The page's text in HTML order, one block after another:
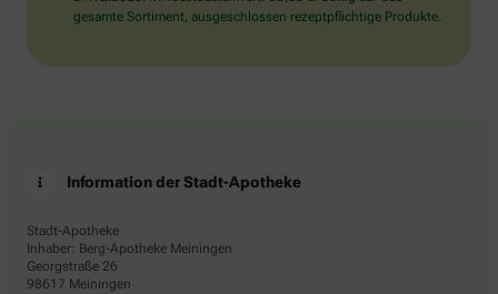
gesamte Sortiment, ausgeschlossen rezeptpflichtige Produkte.
Information der Stadt-Apotheke
Stadt-Apotheke
Inhaber: Berg-Apotheke Meiningen
Georgstraße 26
98617 Meiningen